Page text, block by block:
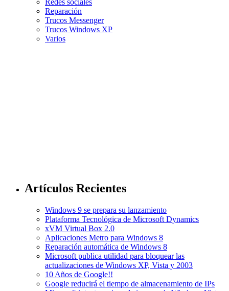
Reparación
Trucos Messenger
Trucos Windows XP
Varios
Artículos Recientes
Windows 9 se prepara su lanzamiento
Plataforma Tecnológica de Microsoft Dynamics
xVM Virtual Box 2.0
Aplicaciones Metro para Windows 8
Reparación automática de Windows 8
Microsoft publica utilidad para bloquear las
actualizaciones de Windows XP, Vista y 2003
10 Años de Google!!
Google reducirá el tiempo de almacenamiento de IPs